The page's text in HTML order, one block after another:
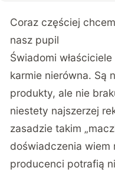
Coraz częściej
nasz pupil
Świadomi
karmie nierówna. Są
produkty, ale nie
niestety najszerzej
zasadzie takim
doświadczenia wiem
producenci potrafią